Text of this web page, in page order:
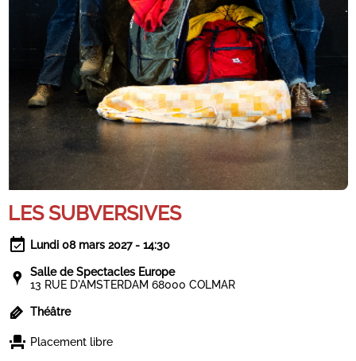
LES SUBVERSIVES
Lundi 08 mars 2027 - 14:30
Salle de Spectacles Europe
13 RUE D'AMSTERDAM 68000 COLMAR
Théâtre
Placement libre